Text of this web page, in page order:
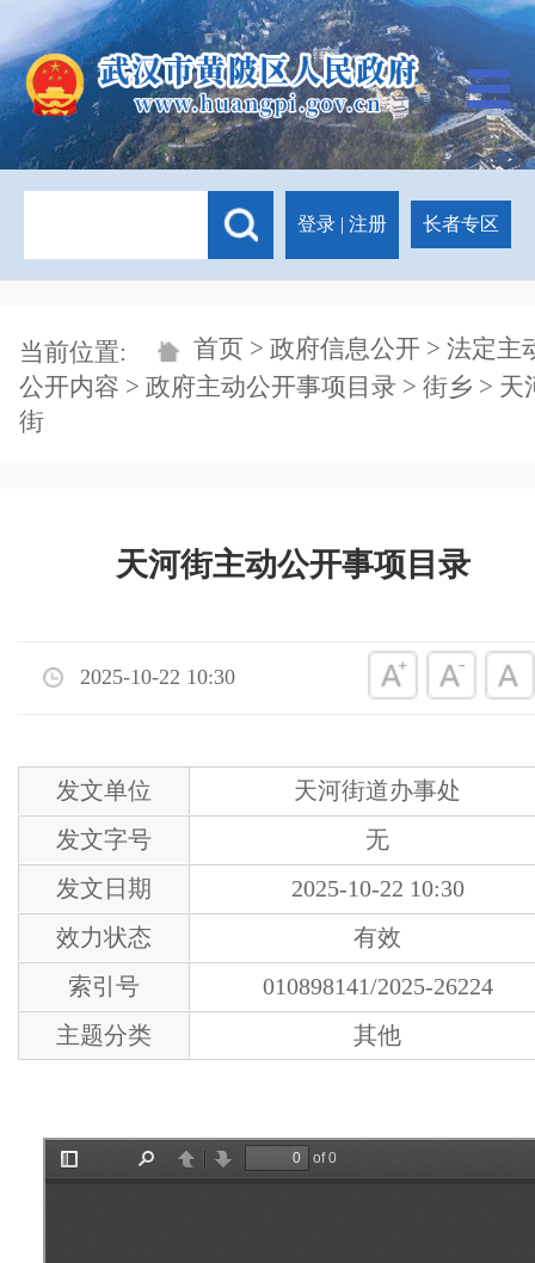
登录 | 注册 长者专区
当前位置: 首页 > 政府信息公开 > 法定主
公开内容 > 政府主动公开事项目录 > 街乡 > 天
街
天河街主动公开事项目录
2025-10-22 10:30
发文单位
天河街道办事处
发文字号
无
发文日期
2025-10-22 10:30
效力状态
有效
索引号
010898141/2025-26224
主题分类
其他